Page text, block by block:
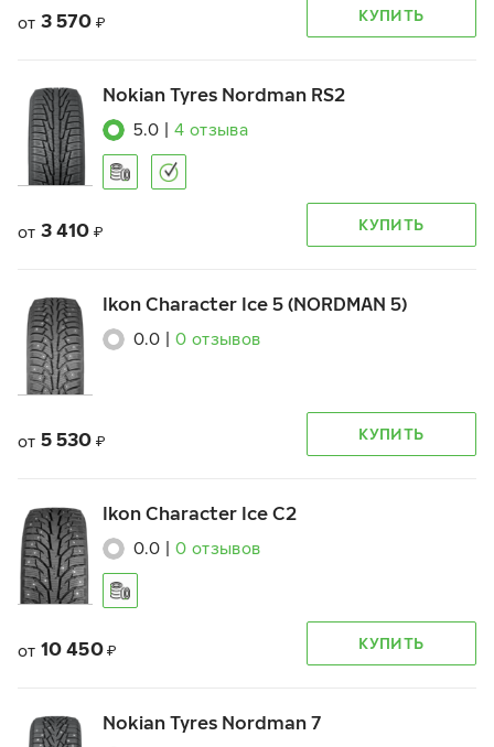
от 3 570 ₽ КУПИТЬ
Nokian Tyres Nordman RS2
5.0 4 отзыва
от 3 410 ₽ КУПИТЬ
Ikon Character Ice 5 (NORDMAN 5)
0.0 0 отзывов
от 5 530 ₽ КУПИТЬ
Ikon Character Ice C2
0.0 0 отзывов
от 10 450 ₽ КУПИТЬ
Nokian Tyres Nordman 7